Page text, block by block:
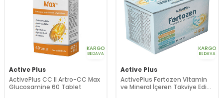
KARGO
BEDAVA
Active Plus
ActivePlus CC II Artro-CC Max
Glucosamine 60 Tablet
KARGO
BEDAVA
Active Plus
ActivePlus Fertozen Vitamin
ve Mineral İçeren Takviye Edici